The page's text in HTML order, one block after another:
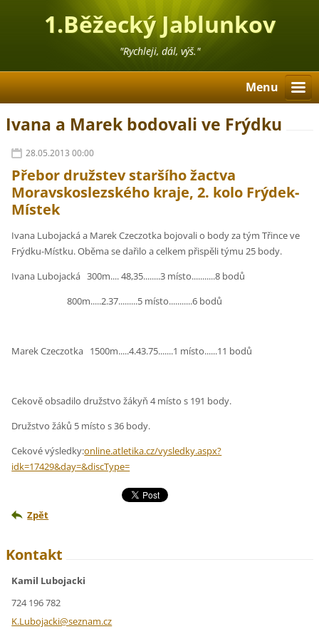
1.Běžecký Jablunkov
"Rychleji, dál, výš."
Menu
Ivana a Marek bodovali ve Frýdku
28.05.2013 00:00
Přebor družstev staršího žactva
Moravskoslezského kraje, 2. kolo Frýdek-
Místek
Ivana Lubojacká a Marek Czeczotka bojovali o body za tým Třince ve
Frýdku-Místku. Oběma se dařilo a celkem přispěli týmu 25 body.
Ivana Lubojacká 300m.... 48,35........3 místo...........8 bodů
800m.....2.37.........5 místo...........6 bodů
Marek Czeczotka 1500m.....4.43.75.......1 místo......11 bodů
Cekově obsadilo družstvo žákyň 4 místo s 191 body.
Družstvo žáků 5 místo s 36 body.
Cekové výsledky:online.atletika.cz/vysledky.aspx?
idk=17429&day=&discType=
Zpět
Kontakt
Kamil Lubojacki
724 196 782
K.Lubojacki@seznam.cz